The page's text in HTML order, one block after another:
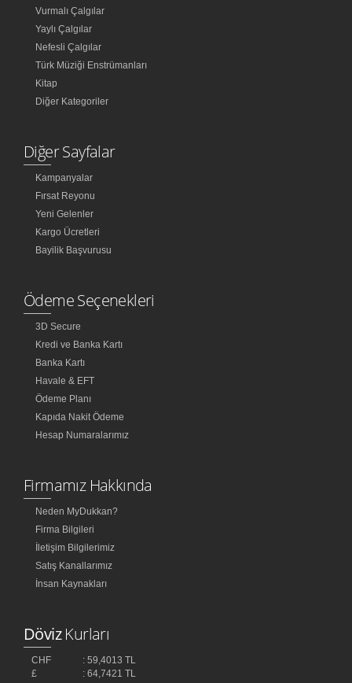
Vurmalı Çalgılar
Yaylı Çalgılar
Nefesli Çalgılar
Türk Müziği Enstrümanları
Kitap
Diğer Kategoriler
Diğer Sayfalar
Kampanyalar
Fırsat Reyonu
Yeni Gelenler
Kargo Ücretleri
Bayilik Başvurusu
Ödeme Seçenekleri
3D Secure
Kredi ve Banka Kartı
Banka Kartı
Havale & EFT
Ödeme Planı
Kapıda Nakit Ödeme
Hesap Numaralarımız
Firmamız Hakkında
Neden MyDukkan?
Firma Bilgileri
İletişim Bilgilerimiz
Satış Kanallarımız
İnsan Kaynakları
DövizKurları
CHF
: 59,4013 TL
£
: 64,7421 TL